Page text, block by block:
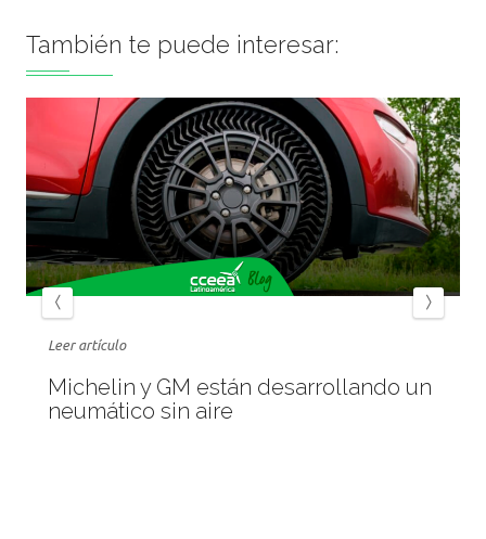
También te puede interesar:
Leer artículo
Michelin y GM están desarrollando un
neumático sin aire